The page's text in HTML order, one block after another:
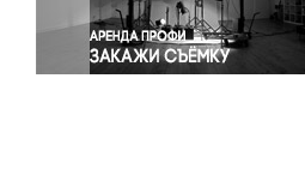
Экономика и бизнес